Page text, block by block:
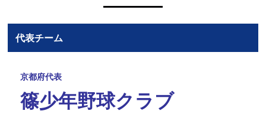
代表チーム
京都府代表
篠少年野球クラブ